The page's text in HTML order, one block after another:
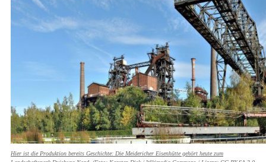
Hier ist die Produktion bereits Geschichte: Die Meidericher Eisenhütte gehört heute zum